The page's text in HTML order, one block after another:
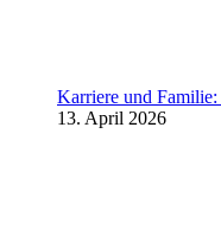
Karriere und
13. April 2026